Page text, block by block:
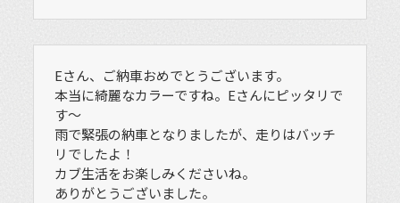
Eさん、ご納車おめでとうございます。
本当に綺麗なカラーですね。Eさんにピッタリで
す〜
雨で緊張の納車となりましたが、走りはバッチ
リでしたよ！
カブ生活をお楽しみくださいね。
ありがとうございました。